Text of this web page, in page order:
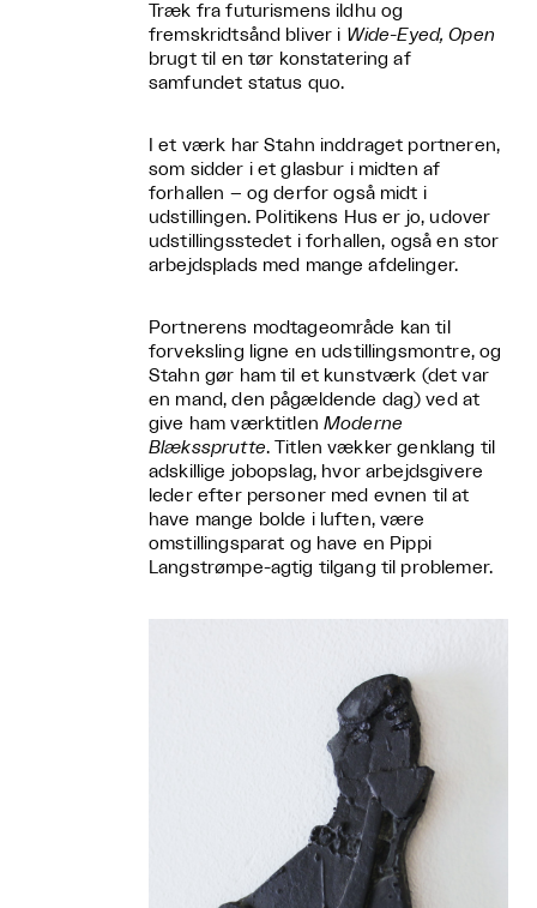
Træk fra futurismens ildhu og
fremskridtsånd bliver i Wide-Eyed, Open
brugt til en tør konstatering af
samfundet status quo.
I et værk har Stahn inddraget portneren,
som sidder i et glasbur i midten af
forhallen – og derfor også midt i
udstillingen. Politikens Hus er jo, udover
udstillingsstedet i forhallen, også en stor
arbejdsplads med mange afdelinger.
Portnerens modtageområde kan til
forveksling ligne en udstillingsmontre, og
Stahn gør ham til et kunstværk (det var
en mand, den pågældende dag) ved at
give ham værktitlen Moderne
Blækssprutte. Titlen vækker genklang til
adskillige jobopslag, hvor arbejdsgivere
leder efter personer med evnen til at
have mange bolde i luften, være
omstillingsparat og have en Pippi
Langstrømpe-agtig tilgang til problemer.